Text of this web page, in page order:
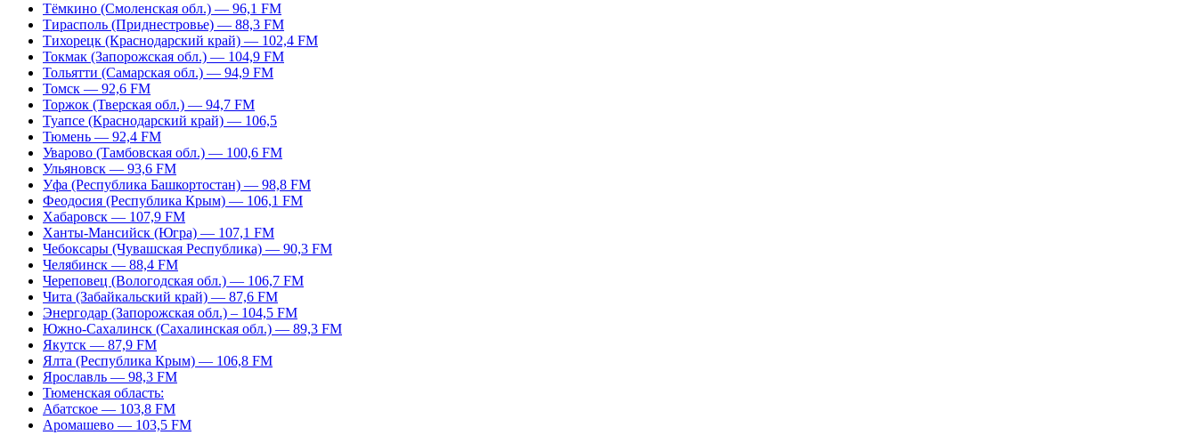
Тёмкино (Смоленская обл.) — 96,1 FM
Тирасполь (Приднестровье) — 88,3 FM
Тихорецк (Краснодарский край) — 102,4 FM
Токмак (Запорожская обл.) — 104,9 FM
Тольятти (Самарская обл.) — 94,9 FM
Томск — 92,6 FM
Торжок (Тверская обл.) — 94,7 FM
Туапсе (Краснодарский край) — 106,5
Тюмень — 92,4 FM
Уварово (Тамбовская обл.) — 100,6 FM
Ульяновск — 93,6 FM
Уфа (Республика Башкортостан) — 98,8 FM
Феодосия (Республика Крым) — 106,1 FM
Хабаровск — 107,9 FM
Ханты-Мансийск (Югра) — 107,1 FM
Чебоксары (Чувашская Республика) — 90,3 FM
Челябинск — 88,4 FM
Череповец (Вологодская обл.) — 106,7 FM
Чита (Забайкальский край) — 87,6 FM
Энергодар (Запорожская обл.) – 104,5 FM
Южно-Сахалинск (Сахалинская обл.) — 89,3 FM
Якутск — 87,9 FM
Ялта (Республика Крым) — 106,8 FM
Ярославль — 98,3 FM
Тюменская область:
Абатское — 103,8 FM
Аромашево — 103,5 FM